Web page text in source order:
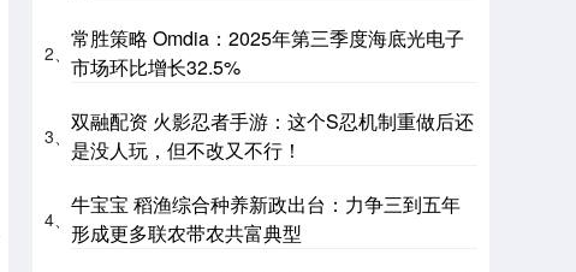
2、
常胜策略 Omdia：2025年第三季度海底光电子
市场环比增长32.5%
3、
双融配资 火影忍者手游：这个S忍机制重做后还
是没人玩，但不改又不行！
4、
牛宝宝 稻渔综合种养新政出台：力争三到五年
形成更多联农带农共富典型